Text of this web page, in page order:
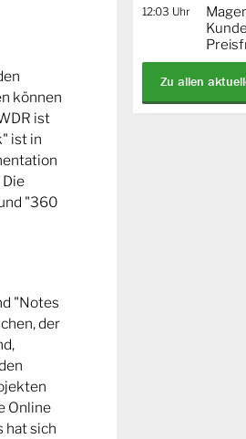
können
ist
ist in
"360
"Notes
der
Online
hat sich
12:03 Uhr
Zu allen